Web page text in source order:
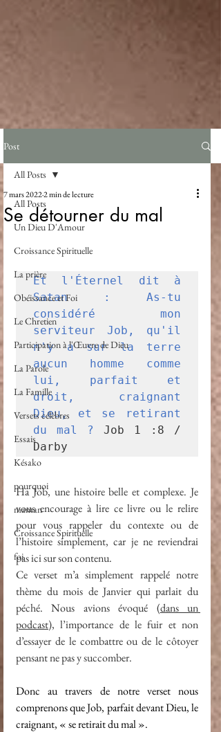
Post
All Posts
Un Dieu D'Amour
Croissance Spirituelle
La prière
Obéissance et Foi
Le Chretien
Participation à l'Œuvre de Dieu
La Parole
La Famille
Versets célèbres
Essais
Késako
pourquoi
maman
Croissance Spirituelle
foi
All Posts
Se détourner du mal
7 mars 20222 min de lecture
Et l'Éternel dit à
Satan : As-tu
considéré mon
serviteur Job, qu'il
n'y a sur la terre
aucun homme comme
lui, parfait et
droit, craignant
Dieu, et se retirant
du mal ? Job 1 :8 /
Darby
Ha Job, une histoire belle et complexe. Je
vous encourage à lire ce livre ou le relire
pour vous rappeler du contexte ou de
l’histoire simplement, car je ne reviendrai
pas ici sur son contenu.
Ce verset m’a simplement rappelé notre
thème du mois de Janvier qui parlait du
péché. Nous avions évoqué (dans un
podcast), l’importance de le fuir et non
d’essayer de le combattre ou de le côtoyer
pensant ne pas y succomber.
Donc au travers de notre verset nous
comprenons que Job, parfait devant Dieu, le
craignant, « se retirait du mal ».